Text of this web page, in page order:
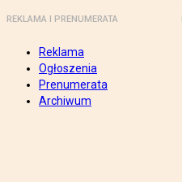
REKLAMA I PRENUMERATA
Reklama
Ogłoszenia
Prenumerata
Archiwum